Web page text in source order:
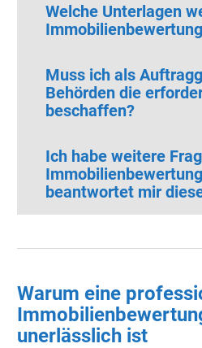
Welche Unterlagen
Muss ich als
Behörden die
beschaffen?
Ich habe weitere
beantwortet mir
Warum eine
unerlässlich ist